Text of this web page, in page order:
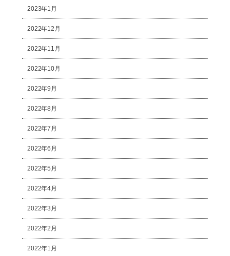
2023年1月
2022年12月
2022年11月
2022年10月
2022年9月
2022年8月
2022年7月
2022年6月
2022年5月
2022年4月
2022年3月
2022年2月
2022年1月